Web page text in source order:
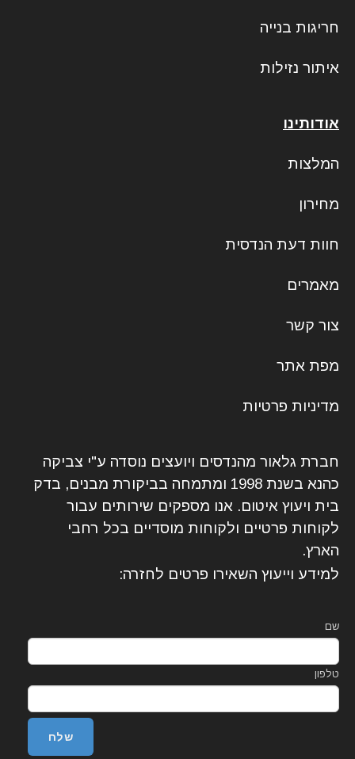
חריגות בנייה
איתור נזילות
אודותינו
המלצות
מחירון
חוות דעת הנדסית
מאמרים
צור קשר
מפת אתר
מדיניות פרטיות
חברת גלאור מהנדסים ויועצים נוסדה ע"י צביקה
כהנא בשנת 1998 ומתמחה בביקורת מבנים, בדק
בית ויעוץ איטום. אנו מספקים שירותים עבור
לקוחות פרטיים ולקוחות מוסדיים בכל רחבי
הארץ.
למידע וייעוץ השאירו פרטים לחזרה:
שם
טלפון